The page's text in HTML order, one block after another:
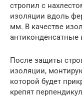
стропил с
изоляции вдоль
мм. В качестве
После защиты
изоляции,
которой будет
крепят